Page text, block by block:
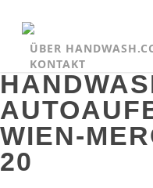
ÜBER
KONTAKT
WIEN-
20